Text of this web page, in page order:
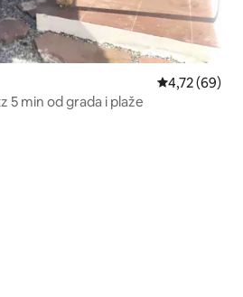
Prosječna
4,72 (69)
5 min od grada i plaže